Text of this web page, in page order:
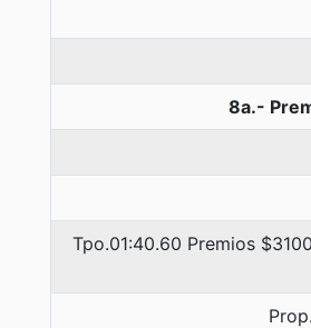
8a.-
Tpo.01:40.60 Premios